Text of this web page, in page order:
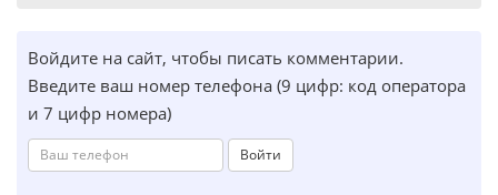
Войдите на сайт, чтобы писать комментарии.
Введите ваш номер телефона (9 цифр: код оператора
и 7 цифр номера)
Войти